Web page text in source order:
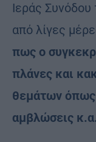
Ιεράς
από λίγες
πως ο
πλάνες και
θεμάτων όπως
αμβλώσεις κ.α.